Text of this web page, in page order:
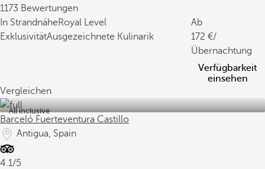
1173 Bewertungen
In StrandnäheRoyal Level
ExklusivitätAusgezeichnete Kulinarik
Ab
172
/
Übernachtung
Verfügbarkeit
einsehen
Vergleichen
All inclusive
Barceló Fuerteventura Castillo
Antigua, Spain
4.1/5